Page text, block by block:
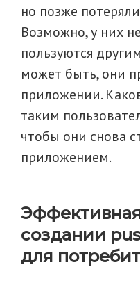
но позже
Возможно, у них
пользуются
может быть, они
приложении.
таким
чтобы они снова
приложением.
создании
для